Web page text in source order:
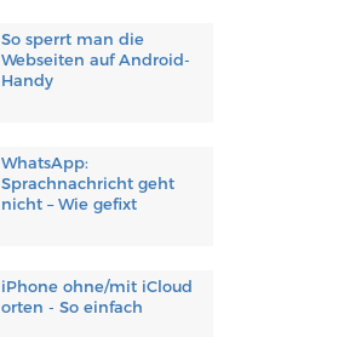
So sperrt man die
Webseiten auf Android-
Handy
WhatsApp:
Sprachnachricht geht
nicht – Wie gefixt
iPhone ohne/mit iCloud
orten - So einfach